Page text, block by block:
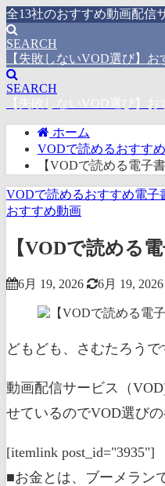
全13社のおすすめ動画配信
SEARCH
【失敗しないVOD選び】
SEARCH
【失敗しないVOD選び】
ホーム
VODで読めるおすす
【VODで読める電子
VODで読めるおすすめ電子
おすすめ動画
【VODで読める
6月 19, 2026 6月 19, 2026
どもども、さむたろうで
動画配信サービス（
せているのでVOD選び
[itemlink post_id="3935"]
■お金とは、ブーメラン